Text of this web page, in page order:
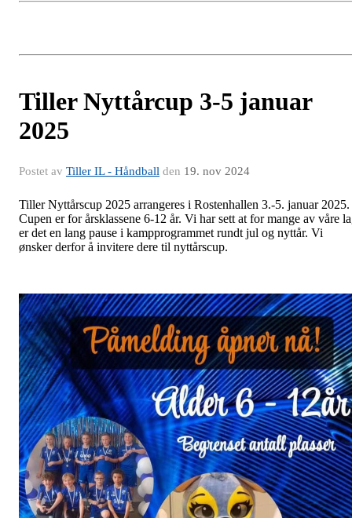
Tiller Nyttårcup 3-5 januar
2025
Postet av Tiller IL - Håndball den 19. nov 2024
Tiller Nyttårscup 2025 arrangeres i Rostenhallen 3.-5. januar 2025.
Cupen er for årsklassene 6-12 år. Vi har sett at for mange av våre
er det en lang pause i kampprogrammet rundt jul og nyttår. Vi
ønsker derfor å invitere dere til nyttårscup.